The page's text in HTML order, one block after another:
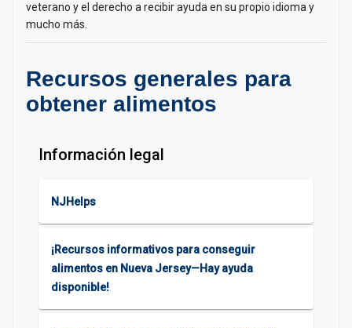
veterano y el derecho a recibir ayuda en su propio idioma y
mucho más.
Recursos generales para
obtener alimentos
Información legal
NJHelps
¡Recursos informativos para conseguir
alimentos en Nueva Jersey—Hay ayuda
disponible!